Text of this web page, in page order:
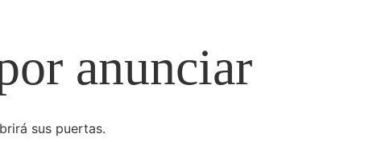
anunciar
sus puertas.